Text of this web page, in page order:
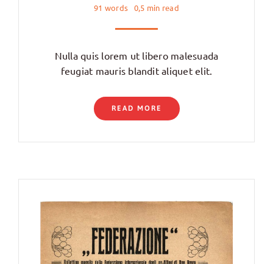
91 words 0,5 min read
Nulla quis lorem ut libero malesuada
feugiat mauris blandit aliquet elit.
READ MORE